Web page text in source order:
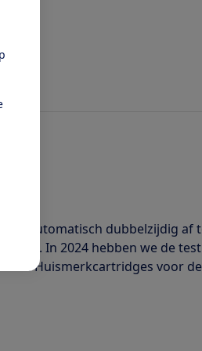
automatisch dubbelzijdig af
In 2024 hebben we de
Huismerkcartridges voor